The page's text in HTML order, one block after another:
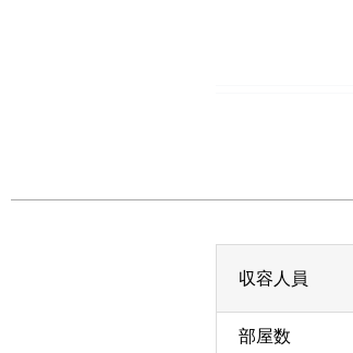
収容人員
部屋数